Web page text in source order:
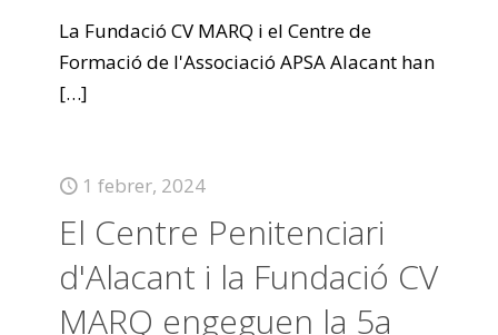
La Fundació CV MARQ i el Centre de
Formació de l'Associació APSA Alacant han
[…]
1 febrer, 2024
El Centre Penitenciari
d'Alacant i la Fundació CV
MARQ engeguen la 5a